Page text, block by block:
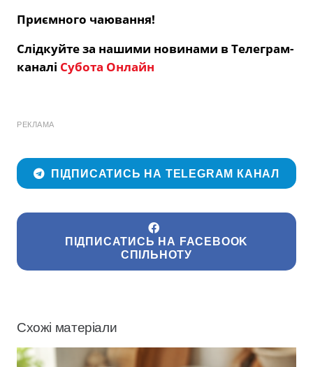
Приємного чаювання!
Слідкуйте за нашими новинами в Телеграм-
каналі Субота Онлайн
РЕКЛАМА
ПІДПИСАТИСЬ НА TELEGRAM КАНАЛ
ПІДПИСАТИСЬ НА FACEBOOK
СПІЛЬНОТУ
Схожі матеріали